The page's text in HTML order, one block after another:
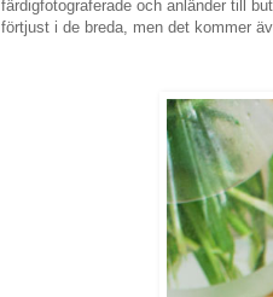
färdigfotograferade och anländer till
förtjust i de breda, men det kommer